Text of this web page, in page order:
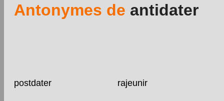
Antonymes de antidater
postdater rajeunir